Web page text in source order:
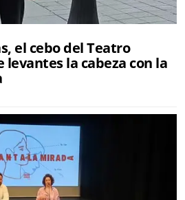
el cebo del Teatro
la cabeza con la